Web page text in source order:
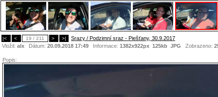
|< < 19 / 211 > >|
Srazy / Podzimní sraz - Piešťany, 30.9.2017
Vložil: alx Dátum: 20.09.2018 17:49 Informace: 1382x922px 125kb JPG Zobrazeno:
Popis: